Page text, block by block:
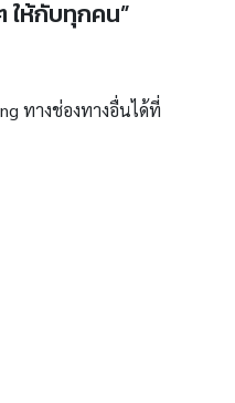
ห้กับทุกคน”
ทางช่องทางอื่นได้ที่